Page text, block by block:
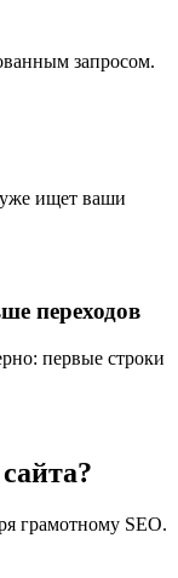
запросом.
уже ищет ваши
переходов
первые строки
грамотному SEO.